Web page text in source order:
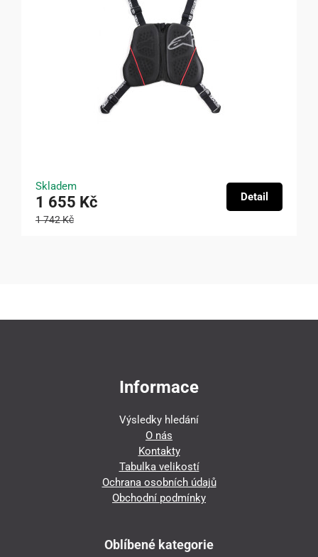
Skladem
1 655 Kč
1 742 Kč
Detail
Informace
Výsledky hledání
O nás
Kontakty
Tabulka velikostí
Ochrana osobních údajů
Obchodní podmínky
Oblíbené kategorie